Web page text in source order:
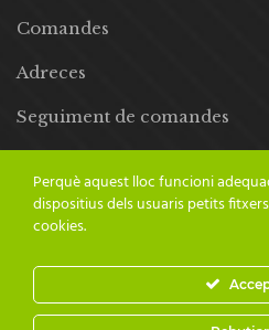
Comandes
Adreces
Seguiment de comandes
© 2024 Adesiara Editorial | Tots
Perquè aquest lloc funcioni
dispositius dels usuaris petits
cookies.